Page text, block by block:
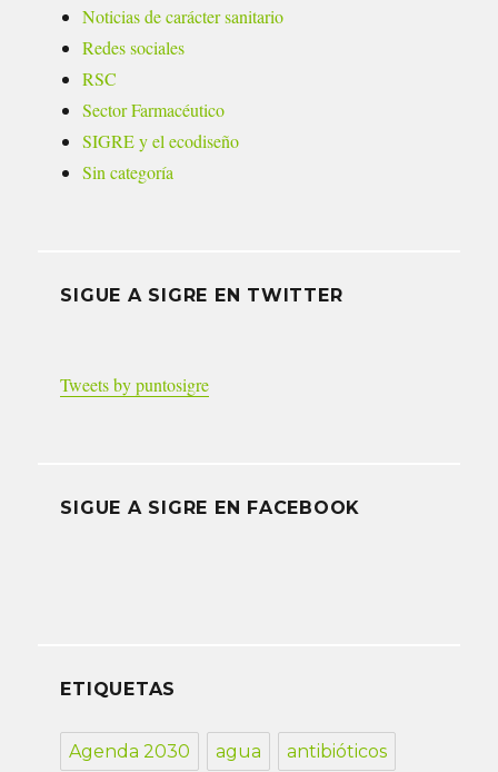
Noticias de carácter sanitario
Redes sociales
RSC
Sector Farmacéutico
SIGRE y el ecodiseño
Sin categoría
SIGUE A SIGRE EN TWITTER
Tweets by puntosigre
SIGUE A SIGRE EN FACEBOOK
ETIQUETAS
Agenda 2030 agua antibióticos